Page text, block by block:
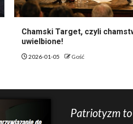
Chamski Target, czyli
uwielbione!
2026-01-05 Gość
Patriotyzm to